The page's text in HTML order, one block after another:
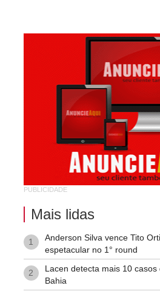
Pompilio Sampaio
São Judas Tadeu
Vila Rodoviária
PUBLICIDADE
Mais lidas
1
Anderson Silva vence Tito
espetacular no 1° round
2
Lacen detecta mais 10
Bahia